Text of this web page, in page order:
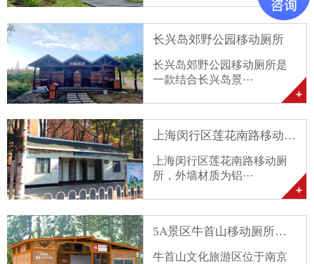
长兴岛郊野公园移动厕所
长兴岛郊野公园移动厕所是
一款结合长兴岛景···
上海闵行区莲花南路移动厕···
上海闵行区莲花南路移动厕
所，外墙材质为铝···
5A景区牛首山移动厕所定···
牛首山文化旅游区位于南京